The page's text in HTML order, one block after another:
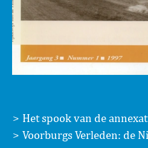
Het spook van de
Voorburgs Verleden: de